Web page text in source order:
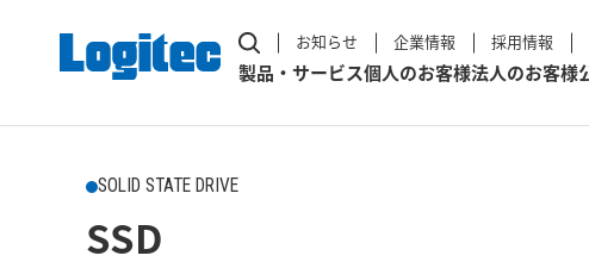
お知らせ 企業情報 採用情報
製品・サービス個人のお客様法人のお客様
SOLID STATE DRIVE
SSD